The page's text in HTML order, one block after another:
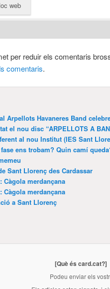
web
per reduir els comentaris
comentaris.
Arpellots Havaneres Band
el nou disc “ARPELLOTS A
al nou Institut (IES Sant
ens trobam? Quin camí
Sant Llorenç des Cardassar
Càgola merdançana
Càgola merdançana
a Sant Llorenç
[Què és card.cat?]
Podeu enviar els